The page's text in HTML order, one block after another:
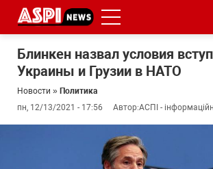
Блинкен назвал условия
Украины и Грузии в НАТО
Новости » Политика
пн, 12/13/2021 - 17:56
Автор:АСПІ -
#гфс